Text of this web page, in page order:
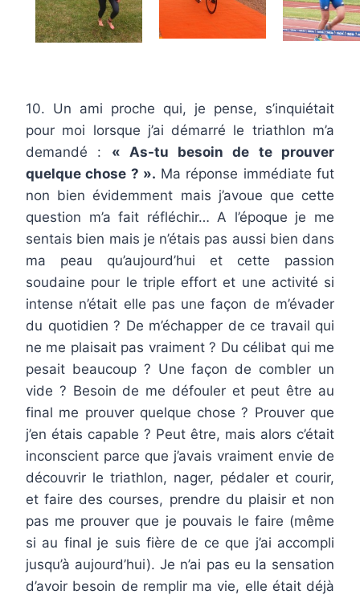
10. Un ami proche qui, je pense, s’inquiétait
pour moi lorsque j’ai démarré le triathlon m’a
demandé : « As-tu besoin de te prouver
quelque chose ? ». Ma réponse immédiate fut
non bien évidemment mais j’avoue que cette
question m’a fait réfléchir… A l’époque je me
sentais bien mais je n’étais pas aussi bien dans
ma peau qu’aujourd’hui et cette passion
soudaine pour le triple effort et une activité si
intense n’était elle pas une façon de m’évader
du quotidien ? De m’échapper de ce travail qui
ne me plaisait pas vraiment ? Du célibat qui me
pesait beaucoup ? Une façon de combler un
vide ? Besoin de me défouler et peut être au
final me prouver quelque chose ? Prouver que
j’en étais capable ? Peut être, mais alors c’était
inconscient parce que j’avais vraiment envie de
découvrir le triathlon, nager, pédaler et courir,
et faire des courses, prendre du plaisir et non
pas me prouver que je pouvais le faire (même
si au final je suis fière de ce que j’ai accompli
jusqu’à aujourd’hui). Je n’ai pas eu la sensation
d’avoir besoin de remplir ma vie, elle était déjà